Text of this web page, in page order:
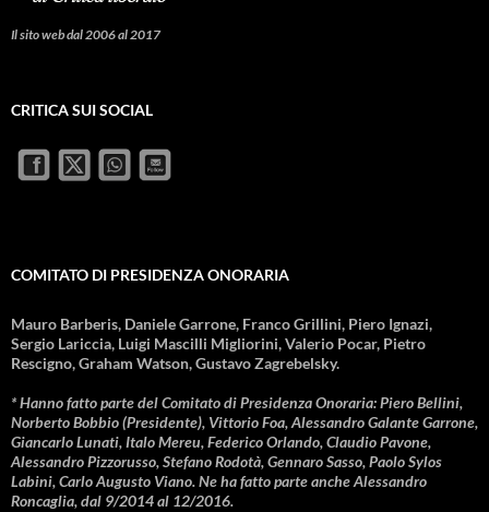
Il sito web dal 2006 al 2017
CRITICA SUI SOCIAL
COMITATO DI PRESIDENZA ONORARIA
Mauro Barberis, Daniele Garrone, Franco Grillini, Piero Ignazi,
Sergio Lariccia, Luigi Mascilli Migliorini, Valerio Pocar, Pietro
Rescigno, Graham Watson, Gustavo Zagrebelsky.
* Hanno fatto parte del Comitato di Presidenza Onoraria: Piero Bellini,
Norberto Bobbio (Presidente), Vittorio Foa, Alessandro Galante Garrone,
Giancarlo Lunati, Italo Mereu, Federico Orlando, Claudio Pavone,
Alessandro Pizzorusso, Stefano Rodotà, Gennaro Sasso, Paolo Sylos
Labini, Carlo Augusto Viano. Ne ha fatto parte anche Alessandro
Roncaglia, dal 9/2014 al 12/2016.